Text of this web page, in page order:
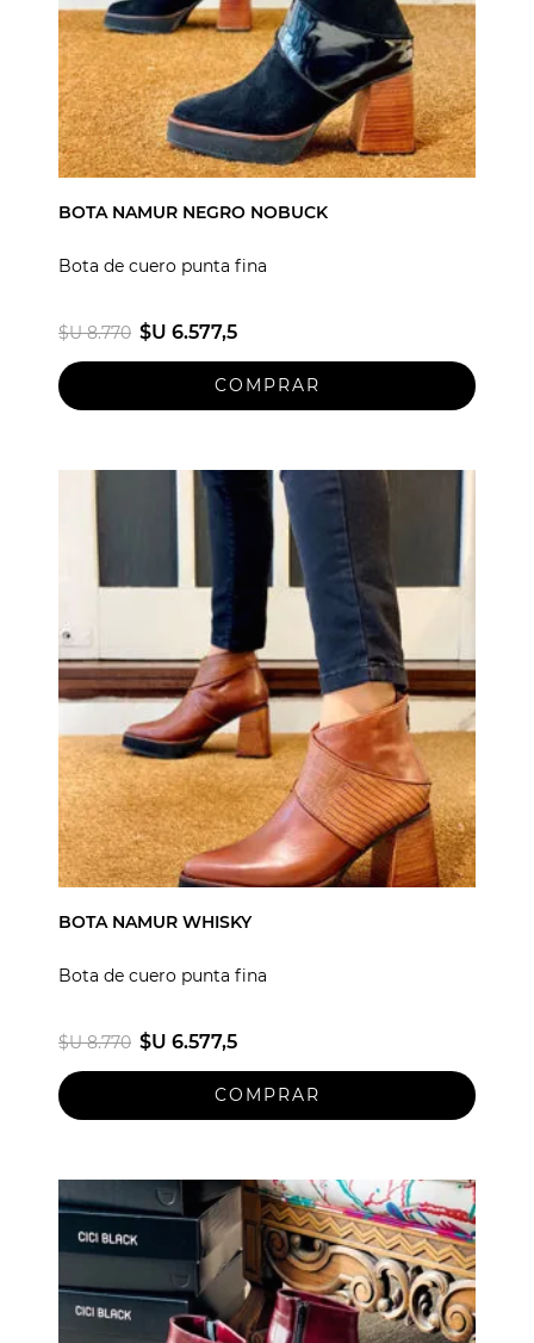
BOTA NAMUR NEGRO NOBUCK
Bota de cuero punta fina
$U 8.770 $U 6.577,5
BOTA NAMUR WHISKY
Bota de cuero punta fina
$U 8.770 $U 6.577,5